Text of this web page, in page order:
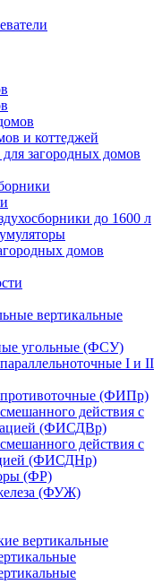
и коттеджей
загородных домов
до 1600 л
домов
вертикальные
угольные (ФСУ)
I и II
(ФИПр)
действия с
(ФИСДВр)
действия с
(ФИСДНр)
(ФР)
(ФУЖ)
вертикальные